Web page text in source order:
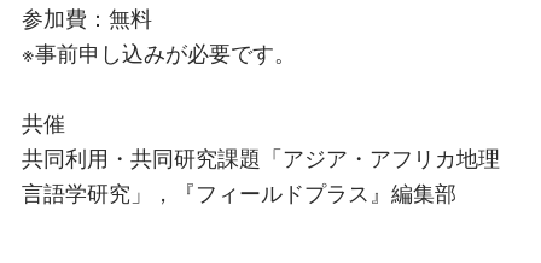
参加費：無料
※事前申し込みが必要です。
共催
共同利用・共同研究課題「アジア・アフリカ地理
言語学研究」，『フィールドプラス』編集部